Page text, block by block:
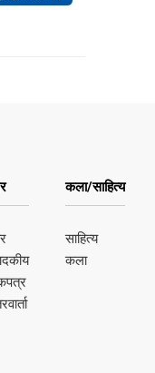
कला/साहित्य
साहित्य
कला